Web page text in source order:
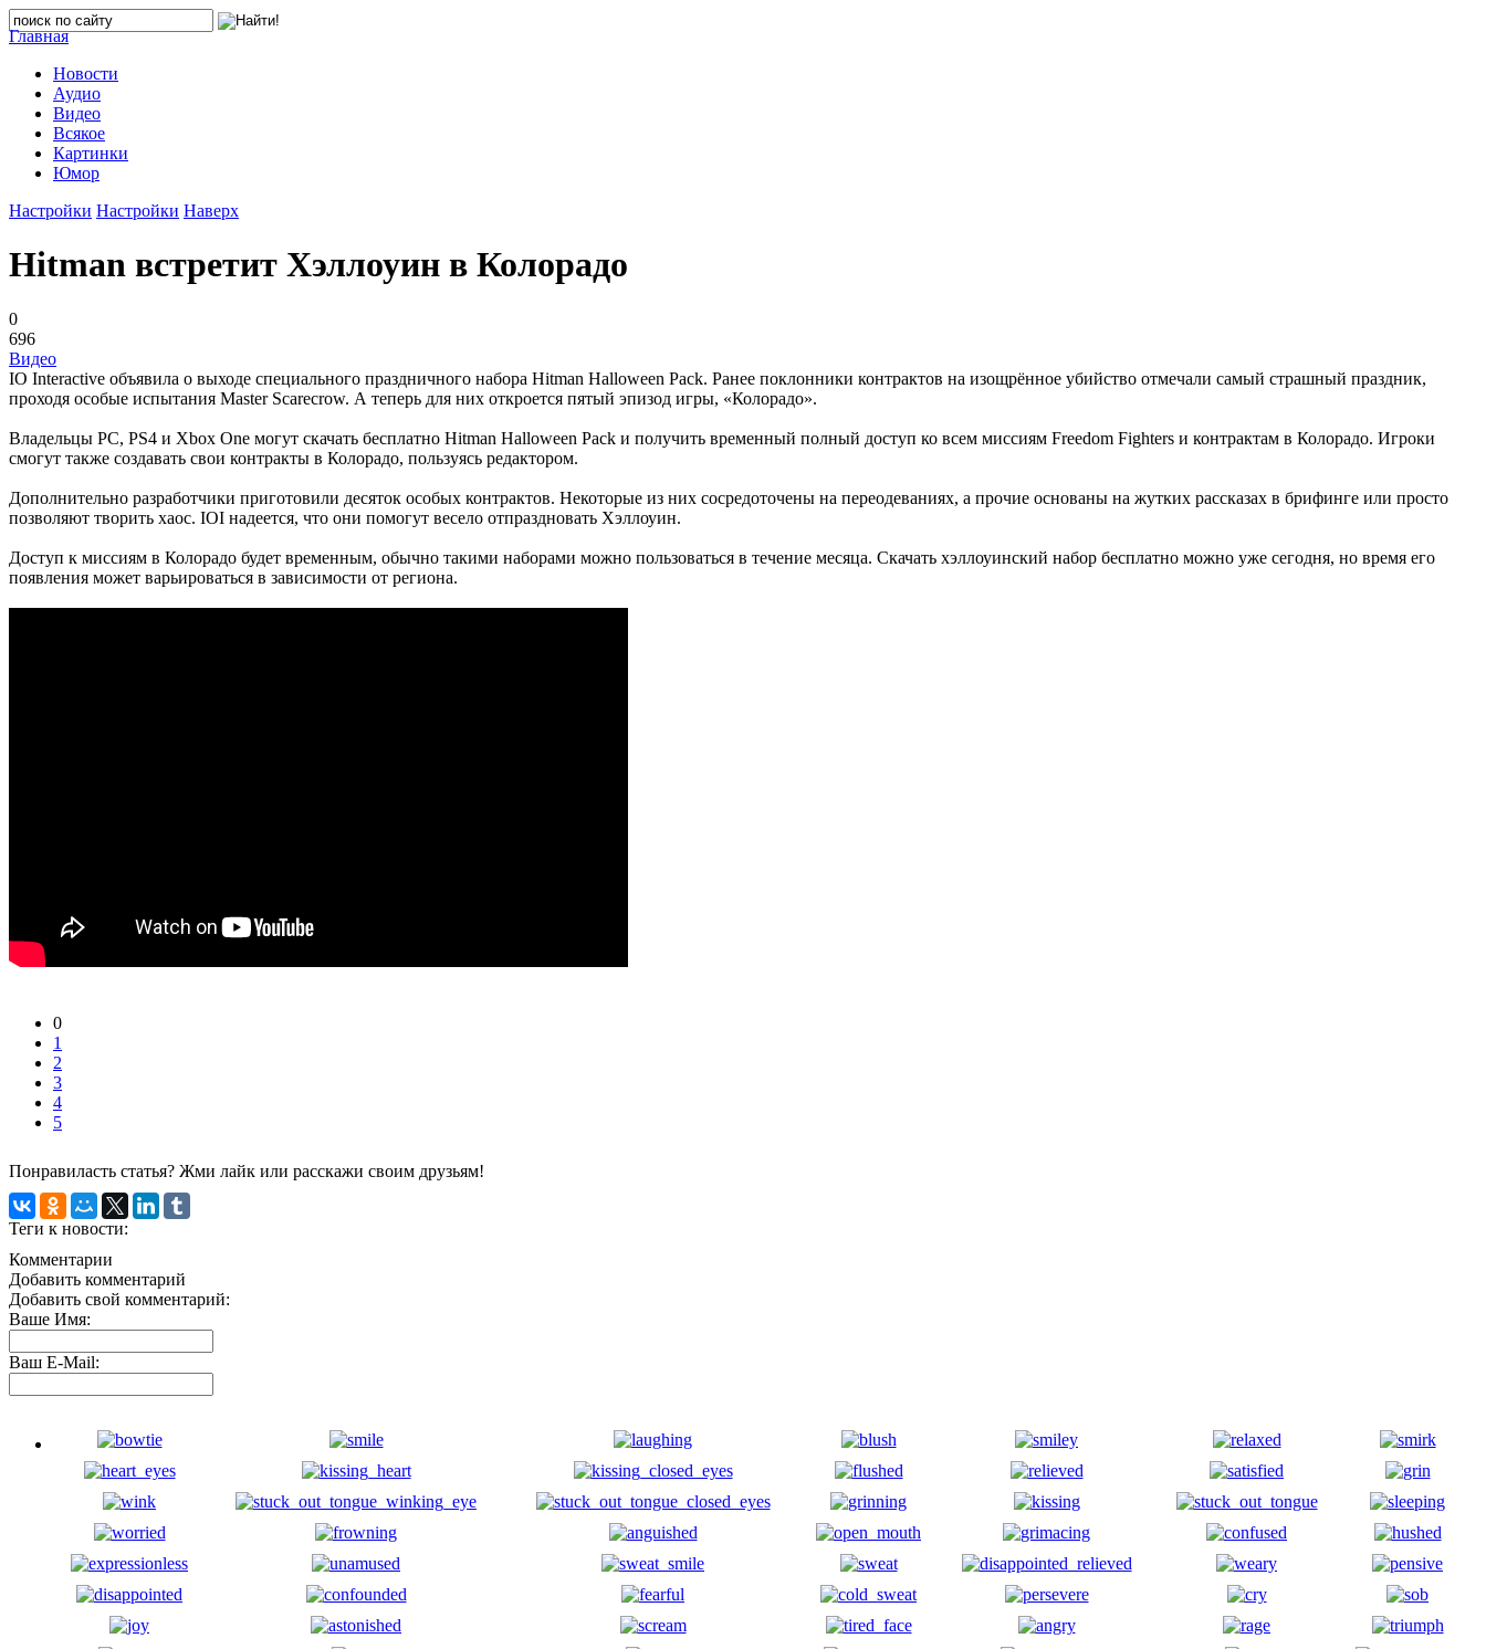
Главная
Новости
Аудио
Видео
Всякое
Картинки
Юмор
Настройки Настройки Наверх
Hitman встретит Хэллоуин в Колорадо
0
696
Видео
IO Interactive объявила о выходе специального праздничного набора Hitman Halloween Pack. Ранее поклонники контрактов на изощрённое убийство отмечали самый страшный праздник,
проходя особые испытания Master Scarecrow. А теперь для них откроется пятый эпизод игры, «Колорадо».
Владельцы PC, PS4 и Xbox One могут скачать бесплатно Hitman Halloween Pack и получить временный полный доступ ко всем миссиям Freedom Fighters и контрактам в Колорадо. Игроки
смогут также создавать свои контракты в Колорадо, пользуясь редактором.
Дополнительно разработчики приготовили десяток особых контрактов. Некоторые из них сосредоточены на переодеваниях, а прочие основаны на жутких рассказах в брифинге или просто
позволяют творить хаос. IOI надеется, что они помогут весело отпраздновать Хэллоуин.
Доступ к миссиям в Колорадо будет временным, обычно такими наборами можно пользоваться в течение месяца. Скачать хэллоуинский набор бесплатно можно уже сегодня, но время его
появления может варьироваться в зависимости от региона.
0
1
2
3
4
5
Понравиласть статья? Жми лайк или расскажи своим друзьям!
Теги к новости:
Комментарии
Добавить комментарий
Добавить свой комментарий:
Ваше Имя:
Ваш E-Mail: